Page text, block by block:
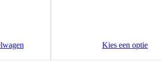
Kies een optie